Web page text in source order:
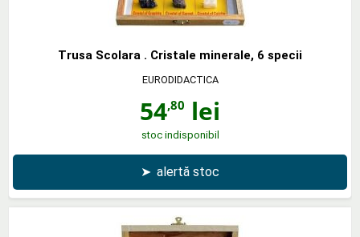
Trusa Scolara . Cristale minerale, 6 specii
EURODIDACTICA
54,80 lei
stoc indisponibil
➤ alertă stoc